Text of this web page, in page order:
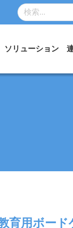
ソリューション
育用ボー